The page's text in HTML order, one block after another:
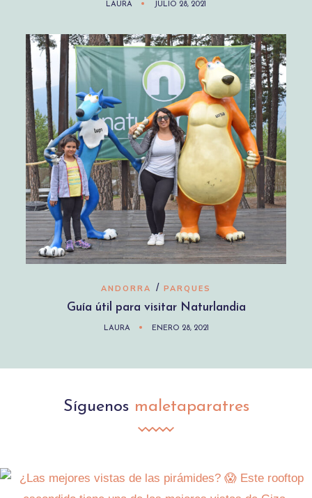
LAURA JULIO 28, 2021
ANDORRA / PARQUES
Guía útil para visitar Naturlandia
LAURA ENERO 28, 2021
Síguenos maletaparatres